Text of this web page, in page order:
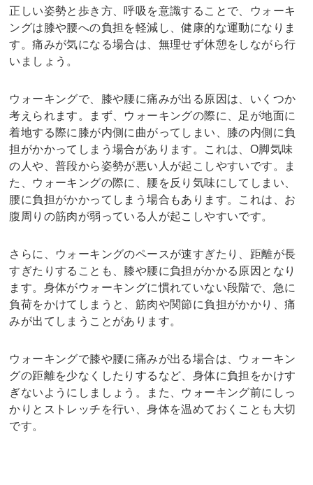
正しい姿勢と歩き方、呼吸を意識することで、ウォーキ
ングは膝や腰への負担を軽減し、健康的な運動になりま
す。痛みが気になる場合は、無理せず休憩をしながら行
いましょう。
ウォーキングで、膝や腰に痛みが出る原因は、いくつか
考えられます。まず、ウォーキングの際に、足が地面に
着地する際に膝が内側に曲がってしまい、膝の内側に負
担がかかってしまう場合があります。これは、O脚気味
の人や、普段から姿勢が悪い人が起こしやすいです。ま
た、ウォーキングの際に、腰を反り気味にしてしまい、
腰に負担がかかってしまう場合もあります。これは、お
腹周りの筋肉が弱っている人が起こしやすいです。
さらに、ウォーキングのペースが速すぎたり、距離が長
すぎたりすることも、膝や腰に負担がかかる原因となり
ます。身体がウォーキングに慣れていない段階で、急に
負荷をかけてしまうと、筋肉や関節に負担がかかり、痛
みが出てしまうことがあります。
ウォーキングで膝や腰に痛みが出る場合は、ウォーキン
グの距離を少なくしたりするなど、身体に負担をかけす
ぎないようにしましょう。また、ウォーキング前にしっ
かりとストレッチを行い、身体を温めておくことも大切
です。